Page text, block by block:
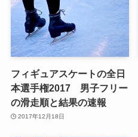
フィギュアスケートの全日
本選手権2017 男子フリー
の滑走順と結果の速報
2017年12月18日